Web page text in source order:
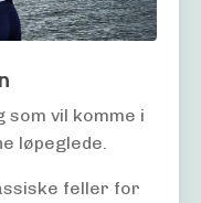
som vil komme i
løpeglede.
feller for